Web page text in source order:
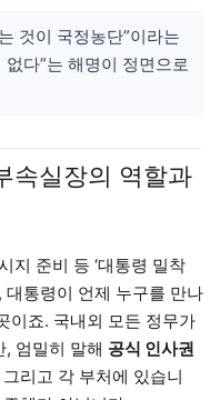
것이 국정농단”이라는
다”는 해명이 정면으로
속실장의 역할과
지 준비 등 ‘대통령 밀착
대통령이 언제 누구를 만나
이죠. 국내외 모든 정무가
엄밀히 말해 공식 인사권
리고 각 부처에 있습니